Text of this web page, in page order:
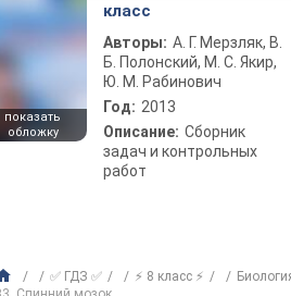
показать
обложку
класс
Авторы: А. Г. Мерзляк, В.
Б. Полонский, М. С. Якир,
Ю. М. Рабинович
Год: 2013
Описание: Сборник
задач и контрольных
работ
✅ ГДЗ ✅ ⚡ 8 класс ⚡